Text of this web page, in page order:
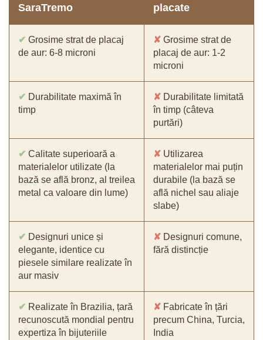
SaraTremo
placate
✔ Grosime strat de placaj
de aur: 6-8 microni
✘ Grosime strat de
placaj de aur: 1-2
microni
✔ Durabilitate maximă în
timp
✘ Durabilitate limitată
în timp (câteva
purtări)
✔ Calitate superioară a
materialelor utilizate (la
bază se află bronz, al treilea
metal ca valoare din lume)
✘ Utilizarea
materialelor mai puțin
durabile (la bază se
află nichel sau aliaje
slabe)
✔ Designuri unice și
elegante, identice cu
piesele similare realizate în
aur masiv
✘ Designuri comune,
fără distincție
✔ Realizate în Brazilia, țară
recunoscută mondial pentru
expertiza în bijuteriile
✘ Fabricate în țări
precum China, Turcia,
India